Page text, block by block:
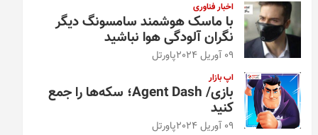
اخبار فناوری
با ماسک هوشمند سامسونگ دیگر
نگران آلودگی هوا نباشید
09 آوریل 2024 پاورتل
اپ بازار
بازی/ Agent Dash؛ سکه‌ها را جمع
کنید
09 آوریل 2024 پاورتل